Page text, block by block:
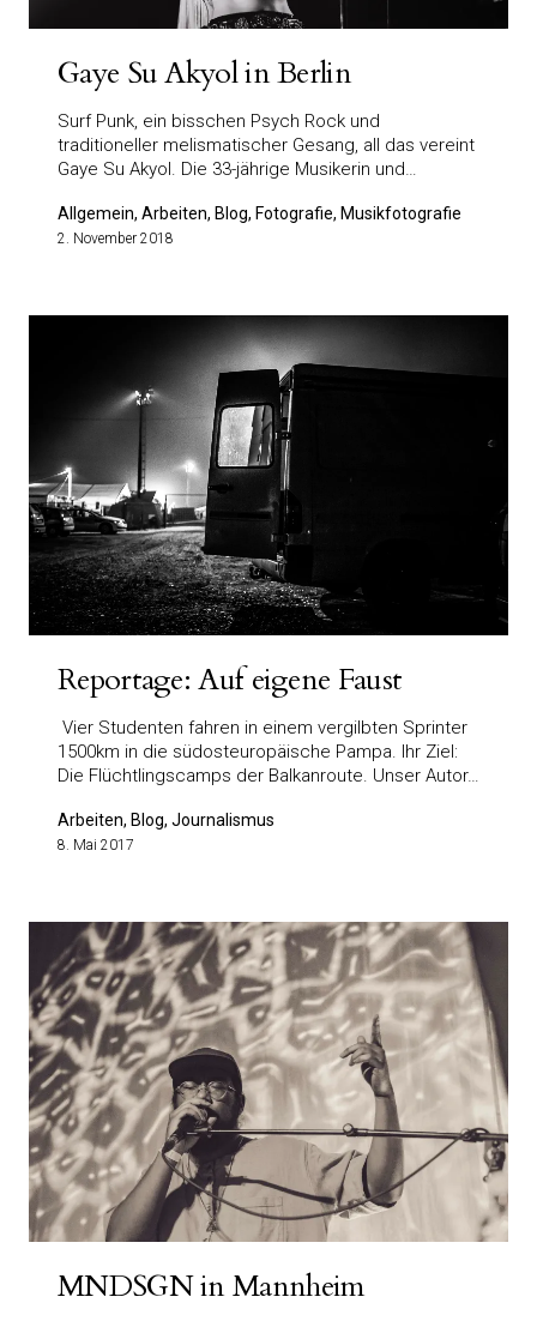
Gaye Su Akyol in Berlin
Surf Punk, ein bisschen Psych Rock und
traditioneller melismatischer Gesang, all das vereint
Gaye Su Akyol. Die 33-jährige Musikerin und…
Allgemein, Arbeiten, Blog, Fotografie, Musikfotografie
2. November 2018
Reportage: Auf eigene Faust
Vier Studenten fahren in einem vergilbten Sprinter
1500km in die südosteuropäische Pampa. Ihr Ziel:
Die Flüchtlingscamps der Balkanroute. Unser Autor…
Arbeiten, Blog, Journalismus
8. Mai 2017
MNDSGN in Mannheim